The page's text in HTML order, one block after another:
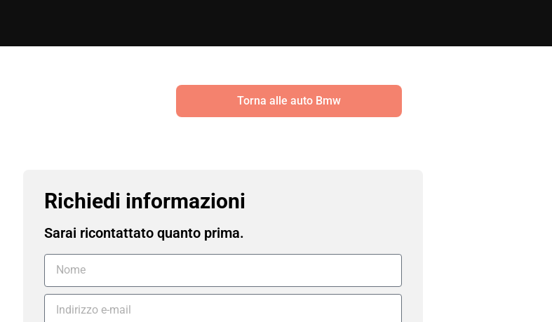
Torna alle auto Bmw
Richiedi informazioni
Sarai ricontattato quanto prima.